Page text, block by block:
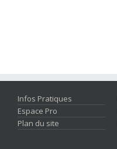
Infos Pratiques
Espace Pro
Plan du site